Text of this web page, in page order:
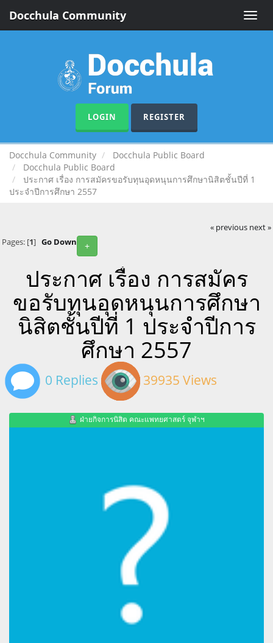
Toggle
Docchula Community
LOGIN REGISTER
Docchula Community
Docchula Public Board
Docchula Public Board
ประกาศ เรื่อง การสมัครขอรับทุนอุดหนุนการศึกษานิสิตชั้นปีที่ 1
ประจำปีการศึกษา 2557
« previous next »
+
Pages: [1] Go Down
ประกาศ เรื่อง การสมัคร
ขอรับทุนอุดหนุนการศึกษา
นิสิตชั้นปีที่ 1 ประจำปีการ
ศึกษา 2557
0 Replies 39935 Views
ฝ่ายกิจการนิสิต คณะแพทยศาสตร์ จุฬาฯ